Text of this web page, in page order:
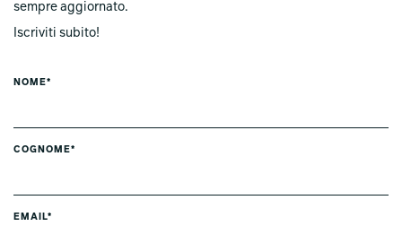
sempre aggiornato.
Iscriviti subito!
NOME*
COGNOME*
EMAIL*